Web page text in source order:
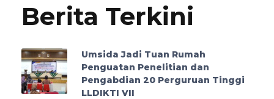
Berita Terkini
Umsida Jadi Tuan Rumah
Penguatan Penelitian dan
Pengabdian 20 Perguruan Tinggi
LLDIKTI VII